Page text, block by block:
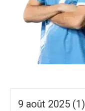
9 août 2025 (1)